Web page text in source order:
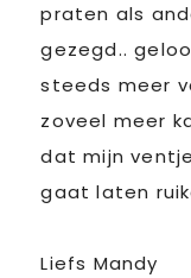
praten als
gezegd..
steeds meer
zoveel meer
dat mijn
gaat laten
Liefs Mandy